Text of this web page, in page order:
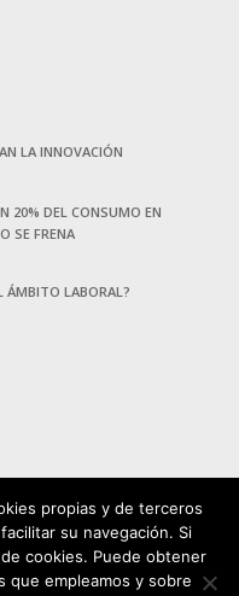
LA INNOVACIÓN
20% DEL CONSUMO EN
SE FRENA
ÁMBITO LABORAL?
propias y de terceros
su navegación. Si
cookies. Puede obtener
que empleamos y sobre